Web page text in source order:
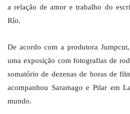
a relação de amor e trabalho do
Río.
De acordo com a produtora
uma exposição com fotografias de
somatório de dezenas de horas de
acompanhou Saramago e Pilar em
mundo.